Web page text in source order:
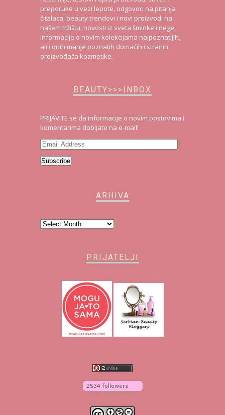
preporuke u vezi lepote, odgovori na pitanja
čitalaca, beauty trendovi i novi proizvodi na
našem tržištu, novosti iz sveta šminke i nege,
informacije o novim kolekcijama najpoznatijih,
ali i onih manje poznatih domaćih i stranih
proizvođača kozmetike.
BEAUTY>>>INBOX
PRIJAVITE se da informacije o novim postovima i
komentarima dobijate na e-mail!
Email
Address
Subscribe
ARHIVA
Arhiva
PRIJATELJI